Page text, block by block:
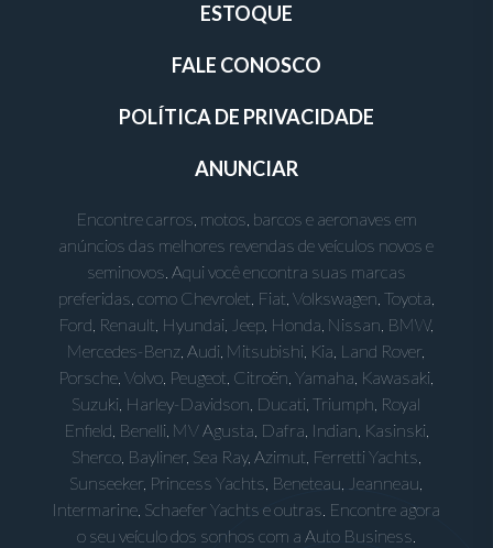
ESTOQUE
FALE CONOSCO
POLÍTICA DE PRIVACIDADE
ANUNCIAR
Encontre carros, motos, barcos e aeronaves em
anúncios das melhores revendas de veículos novos e
seminovos. Aqui você encontra suas marcas
preferidas, como Chevrolet, Fiat, Volkswagen, Toyota,
Ford, Renault, Hyundai, Jeep, Honda, Nissan, BMW,
Mercedes-Benz, Audi, Mitsubishi, Kia, Land Rover,
Porsche, Volvo, Peugeot, Citroën, Yamaha, Kawasaki,
Suzuki, Harley-Davidson, Ducati, Triumph, Royal
Enfield, Benelli, MV Agusta, Dafra, Indian, Kasinski,
Sherco, Bayliner, Sea Ray, Azimut, Ferretti Yachts,
Sunseeker, Princess Yachts, Beneteau, Jeanneau,
Intermarine, Schaefer Yachts e outras. Encontre agora
o seu veículo dos sonhos com a Auto Business.